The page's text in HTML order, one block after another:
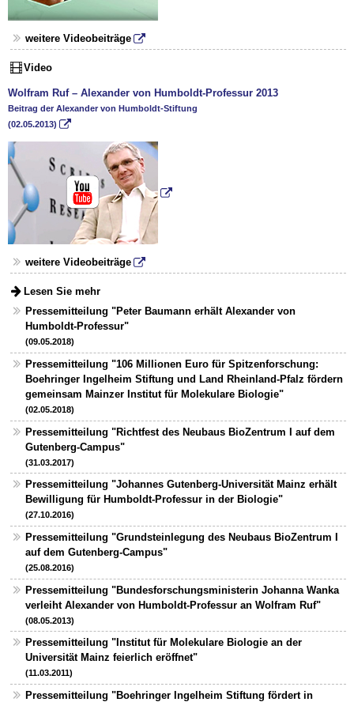
weitere Videobeiträge
Video
Wolfram Ruf – Alexander von Humboldt-Professur 2013
Beitrag der Alexander von Humboldt-Stiftung
(02.05.2013)
weitere Videobeiträge
Lesen Sie mehr
Pressemitteilung "Peter Baumann erhält Alexander von
Humboldt-Professur"
(09.05.2018)
Pressemitteilung "106 Millionen Euro für Spitzenforschung:
Boehringer Ingelheim Stiftung und Land Rheinland-Pfalz fördern
gemeinsam Mainzer Institut für Molekulare Biologie"
(02.05.2018)
Pressemitteilung "Richtfest des Neubaus BioZentrum I auf dem
Gutenberg-Campus"
(31.03.2017)
Pressemitteilung "Johannes Gutenberg-Universität Mainz erhält
Bewilligung für Humboldt-Professur in der Biologie"
(27.10.2016)
Pressemitteilung "Grundsteinlegung des Neubaus BioZentrum I
auf dem Gutenberg-Campus"
(25.08.2016)
Pressemitteilung "Bundesforschungsministerin Johanna Wanka
verleiht Alexander von Humboldt-Professur an Wolfram Ruf"
(08.05.2013)
Pressemitteilung "Institut für Molekulare Biologie an der
Universität Mainz feierlich eröffnet"
(11.03.2011)
Pressemitteilung "Boehringer Ingelheim Stiftung fördert in